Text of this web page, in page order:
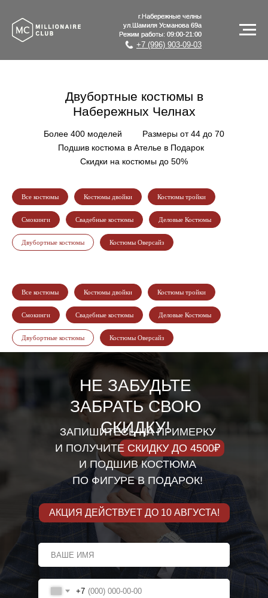
г.Набережные челны
ул.Шамиля Усманова 69а
Режим работы: 09:00-21:00
+7 (996) 903-09-03
г.Набережные челны
ул.Шамиля Усманова 69а
Режим работы: 09:00-21:00
Двубортные костюмы в
Набережных Челнах
Более 400 моделей
Размеры от 44 до 70
Подшив костюма в Ателье в Подарок
Скидки на костюмы до 50%
Все костюмы Костюмы двойки Костюмы тройки
Смокинги Свадебные костюмы Деловые Костюмы
Двубортные костюмы Костюмы Оверсайз
Все костюмы Костюмы двойки Костюмы тройки
Смокинги Свадебные костюмы Деловые Костюмы
Двубортные костюмы Костюмы Оверсайз
НЕ ЗАБУДЬТЕ
ЗАБРАТЬ СВОЮ
СКИДКУ!
ЗАПИШИТЕСЬ НА ПРИМЕРКУ
И ПОЛУЧИТЕ СКИДКУ ДО 4500₽
И ПОДШИВ КОСТЮМА
ПО ФИГУРЕ В ПОДАРОК!
АКЦИЯ ДЕЙСТВУЕТ ДО 10 АВГУСТА!
+7